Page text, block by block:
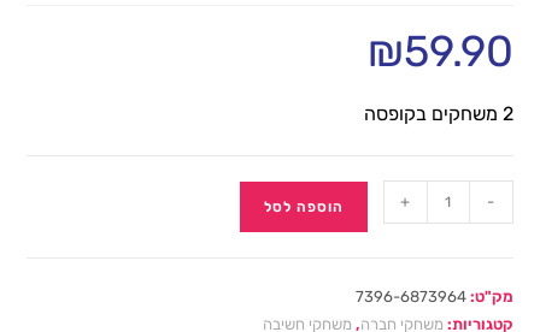
₪59.90
2 משחקים בקופסה
-
+ הוספה לסל
מק"ט:7396-6873964
קטגוריות: משחקי חברה, משחקי חשיבה